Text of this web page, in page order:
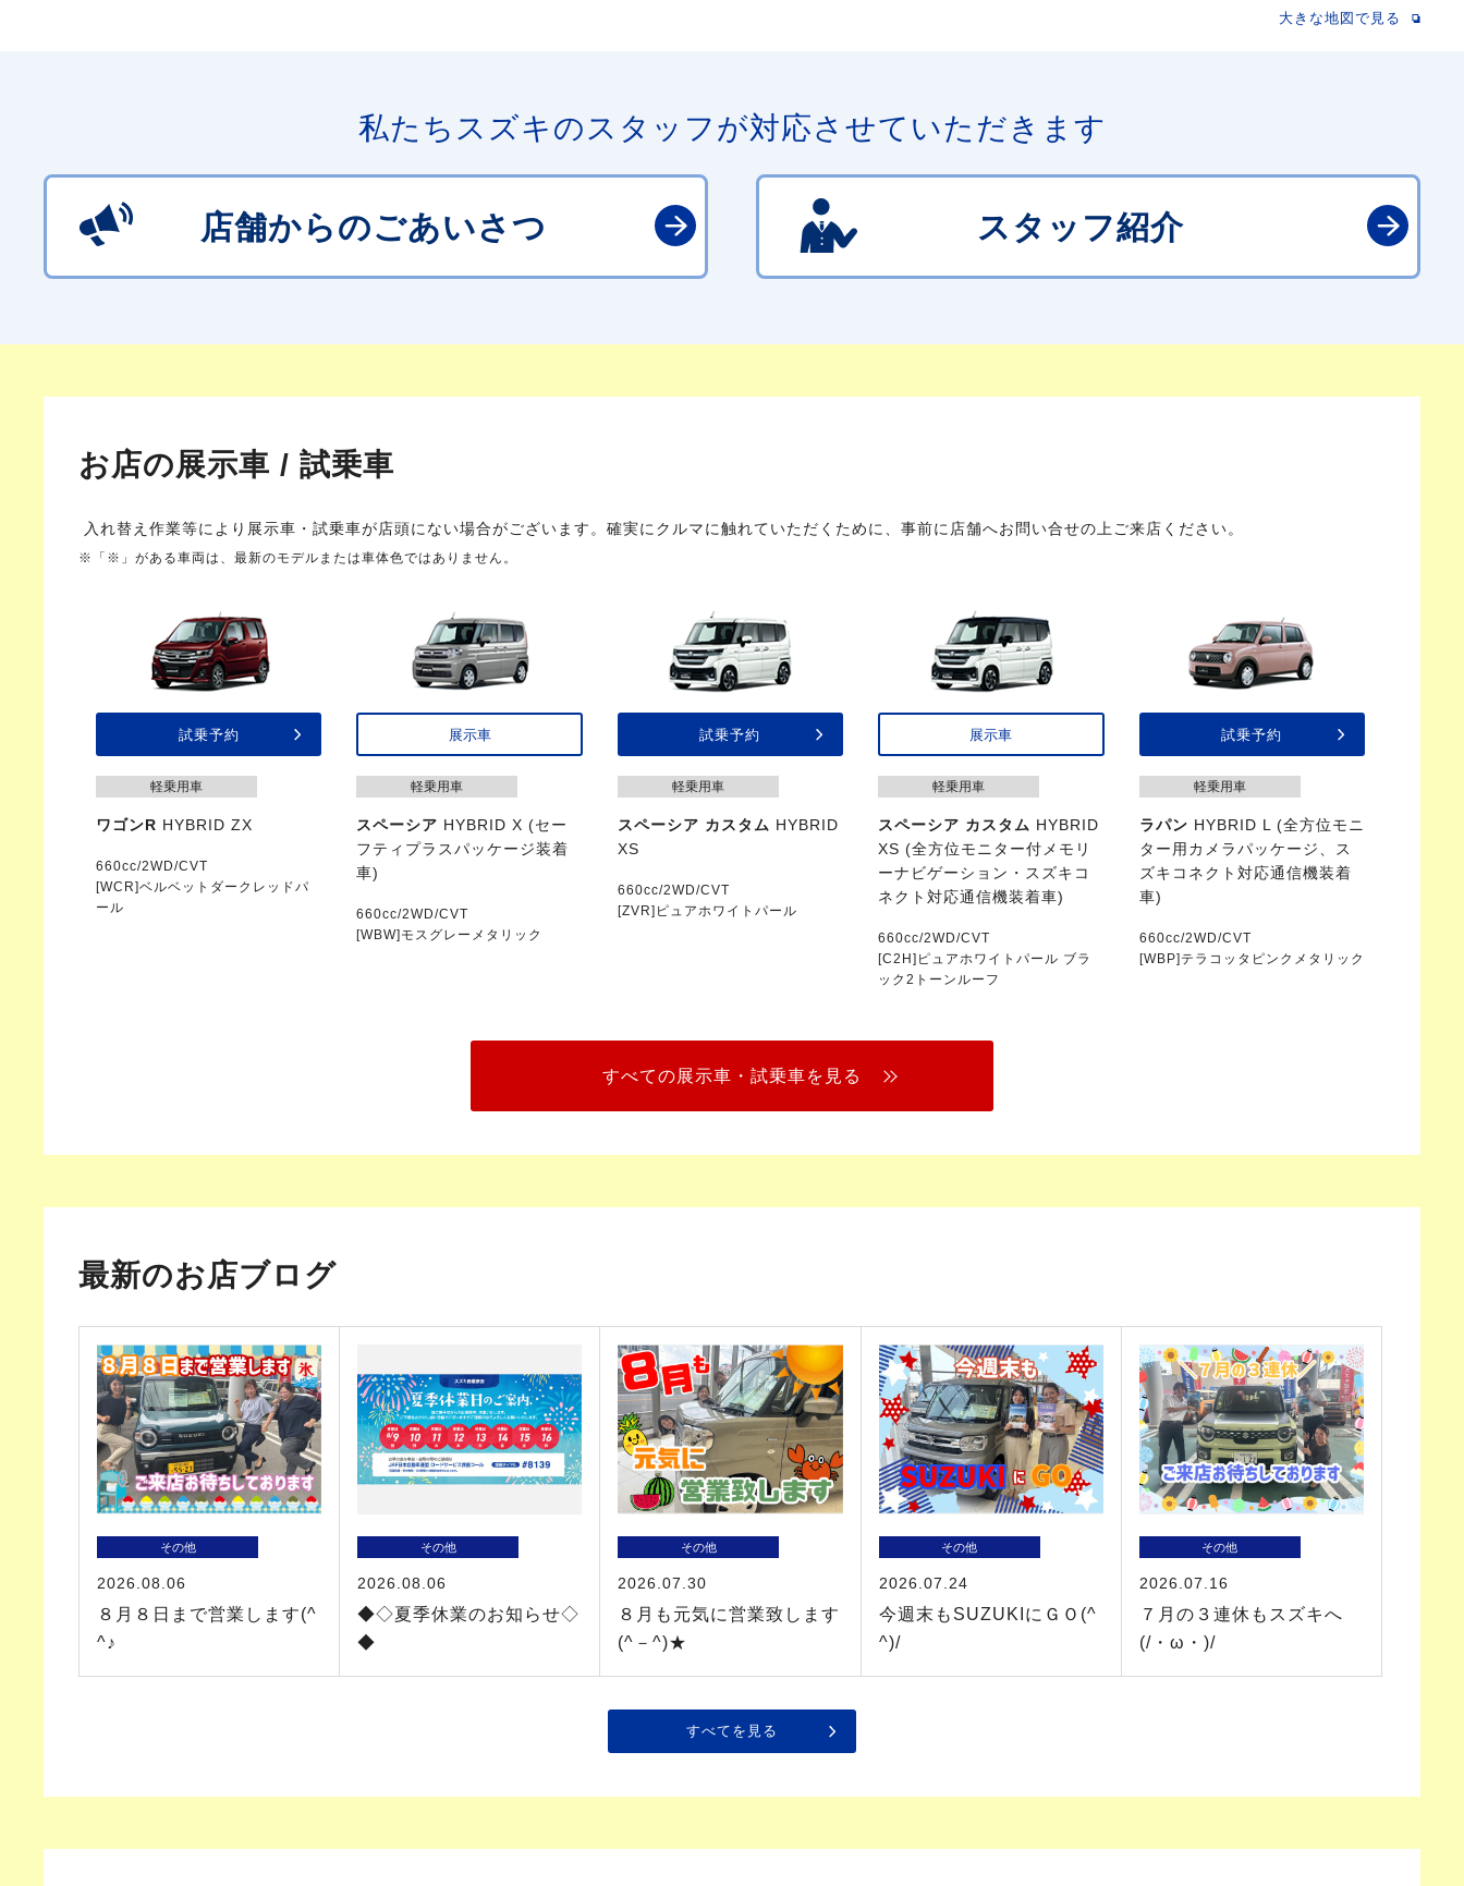
大きな地図で見る
私たちスズキのスタッフが対応させていただきます
店舗からのごあいさつ スタッフ紹介
お店の展示車 / 試乗車
入れ替え作業等により展示車・試乗車が店頭にない場合がございます。確実にクルマに触れていただくために、事前に店舗へお問い合せの上ご来店ください。
※「※」がある車両は、最新のモデルまたは車体色ではありません。
試乗予約
軽乗用車
ワゴンR HYBRID ZX
660cc/2WD/CVT
[WCR]ベルベットダークレッドパ
ール
展示車
軽乗用車
スペーシア HYBRID X (セー
フティプラスパッケージ装着
車)
660cc/2WD/CVT
[WBW]モスグレーメタリック
試乗予約
軽乗用車
スペーシア カスタム HYBRID
XS
660cc/2WD/CVT
[ZVR]ピュアホワイトパール
展示車
軽乗用車
スペーシア カスタム HYBRID
XS (全方位モニター付メモリ
ーナビゲーション・スズキコ
ネクト対応通信機装着車)
660cc/2WD/CVT
[C2H]ピュアホワイトパール ブラ
ック2トーンルーフ
試乗予約
軽乗用車
ラパン HYBRID L (全方位モニ
ター用カメラパッケージ、ス
ズキコネクト対応通信機装着
車)
660cc/2WD/CVT
[WBP]テラコッタピンクメタリック
すべての展示車・試乗車を見る
最新のお店ブログ
その他
2026.08.06
８月８日まで営業します(^
^♪
その他
2026.08.06
◆◇夏季休業のお知らせ◇
◆
その他
2026.07.30
８月も元気に営業致します
(^－^)★
その他
2026.07.24
今週末もSUZUKIにＧＯ(^
^)/
その他
2026.07.16
７月の３連休もスズキへ
(/・ω・)/
すべてを見る